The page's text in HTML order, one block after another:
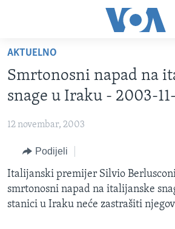
glavni
sadržaj
na
glavnu
pretragu
FOTOGRAFIJE DANA
VIJESTI
SJEDINJENE AMERIČKE DRŽAVE
BOSNA I HERCEGOVINA
NAUKA I TEHNOLOGIJA
SPECIJALNI PROJEKTI
KORUPCIJA
AKTUELNO
Smrtonosni napad na
snage u Iraku - 2003-
12 novembar, 2003
Podijeli
Italijanski premijer Silvio
smrtonosni napad na italijanske
stanici u Iraku neće zastrašiti